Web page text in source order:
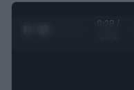
0:29 /